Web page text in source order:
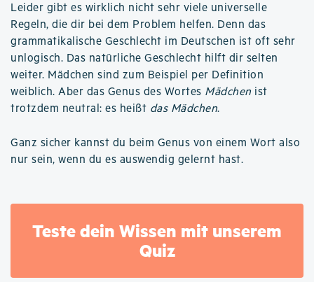
Leider gibt es wirklich nicht sehr viele universelle
Regeln, die dir bei dem Problem helfen. Denn das
grammatikalische Geschlecht im Deutschen ist oft sehr
unlogisch. Das natürliche Geschlecht hilft dir selten
weiter. Mädchen sind zum Beispiel per Definition
weiblich. Aber das Genus des Wortes Mädchen ist
trotzdem neutral: es heißt das Mädchen.
Ganz sicher kannst du beim Genus von einem Wort also
nur sein, wenn du es auswendig gelernt hast.
Teste dein Wissen mit unserem
Quiz